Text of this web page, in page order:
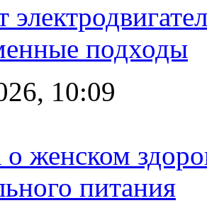
подходы
10:09
о женском
питания